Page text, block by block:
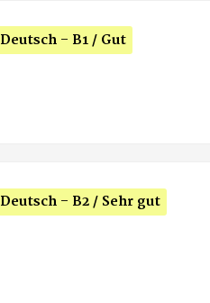
Deutsch - B1 / Gut
Deutsch - B2 / Sehr gut